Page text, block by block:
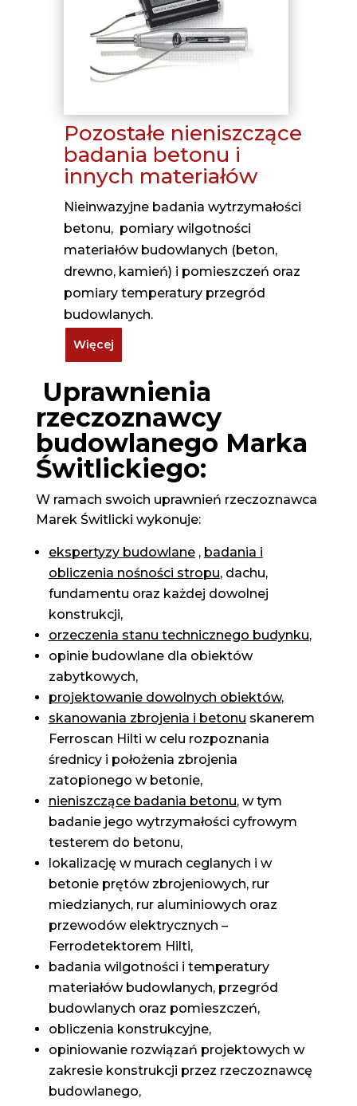
Pozostałe nieniszczące
badania betonu i
innych materiałów
Nieinwazyjne badania wytrzymałości
betonu, pomiary wilgotności
materiałów budowlanych (beton,
drewno, kamień) i pomieszczeń oraz
pomiary temperatury przegród
budowlanych.
Więcej
Uprawnienia
rzeczoznawcy
budowlanego Marka
Świtlickiego:
W ramach swoich uprawnień rzeczoznawca
Marek Świtlicki wykonuje:
ekspertyzy budowlane, badania i
obliczenia nośności stropu, dachu,
fundamentu oraz każdej dowolnej
konstrukcji,
orzeczenia stanu technicznego budynku,
opinie budowlane dla obiektów
zabytkowych,
projektowanie dowolnych obiektów,
skanowania zbrojenia i betonu skanerem
Ferroscan Hilti w celu rozpoznania
średnicy i położenia zbrojenia
zatopionego w betonie,
nieniszczące badania betonu, w tym
badanie jego wytrzymałości cyfrowym
testerem do betonu,
lokalizację w murach ceglanych i w
betonie prętów zbrojeniowych, rur
miedzianych, rur aluminiowych oraz
przewodów elektrycznych –
Ferrodetektorem Hilti,
badania wilgotności i temperatury
materiałów budowlanych, przegród
budowlanych oraz pomieszczeń,
obliczenia konstrukcyjne,
opiniowanie rozwiązań projektowych w
zakresie konstrukcji przez rzeczoznawcę
budowlanego,